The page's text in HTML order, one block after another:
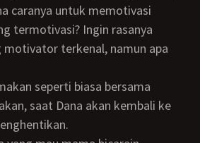
caranya untuk memotivasi
termotivasi? Ingin rasanya
motivator terkenal, namun apa
saat Dana akan kembali ke